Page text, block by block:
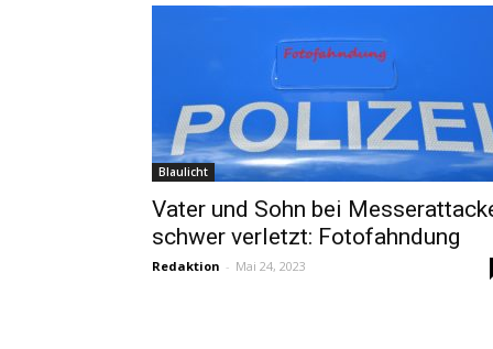
Blaulicht
Vater und Sohn bei
schwer verletzt: Fotofahndung
Redaktion - Mai 24, 2023